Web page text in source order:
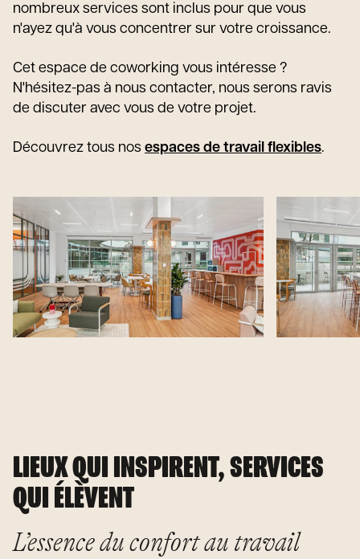
nombreux services sont inclus pour que vous
n'ayez qu'à vous concentrer sur votre croissance.
Cet espace de coworking vous intéresse ?
N'hésitez-pas à nous contacter, nous serons ravis
de discuter avec vous de votre projet.
Découvrez tous nos espaces de travail flexibles.
LIEUX QUI INSPIRENT, SERVICES
QUI ÉLÈVENT
L’essence du confort au travail